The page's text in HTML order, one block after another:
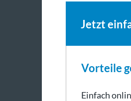
Jetzt
Vorteile
Einfach